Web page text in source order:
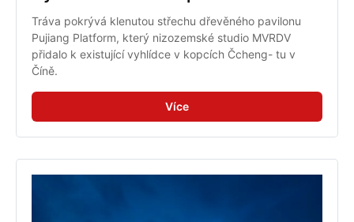
Tráva pokrývá klenutou střechu dřevěného pavilonu
Pujiang Platform, který nizozemské studio MVRDV
přidalo k existující vyhlídce v kopcích Čcheng- tu v
Číně.
Více